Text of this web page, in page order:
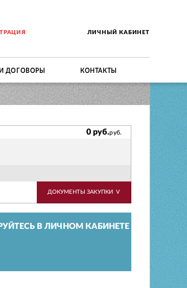
ЛИЧНЫЙ КАБИНЕТ
ДОГОВОРЫ КОНТАКТЫ
0 руб.руб.
ДОКУМЕНТЫ ЗАКУПКИ V
В ЛИЧНОМ КАБИНЕТЕ